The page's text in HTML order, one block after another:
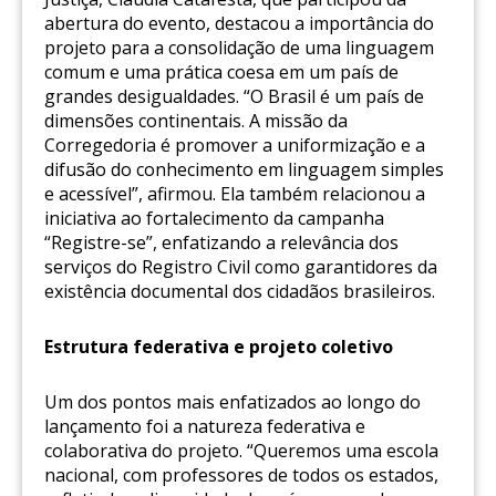
abertura do evento, destacou a importância do
projeto para a consolidação de uma linguagem
comum e uma prática coesa em um país de
grandes desigualdades. “O Brasil é um país de
dimensões continentais. A missão da
Corregedoria é promover a uniformização e a
difusão do conhecimento em linguagem simples
e acessível”, afirmou. Ela também relacionou a
iniciativa ao fortalecimento da campanha
“Registre-se”, enfatizando a relevância dos
serviços do Registro Civil como garantidores da
existência documental dos cidadãos brasileiros.
Estrutura federativa e projeto coletivo
Um dos pontos mais enfatizados ao longo do
lançamento foi a natureza federativa e
colaborativa do projeto. “Queremos uma escola
nacional, com professores de todos os estados,